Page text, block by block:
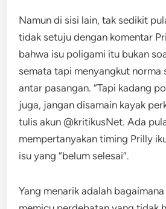
Namun di sisi lain, tak sedikit
tidak setuju dengan komentar
bahwa isu poligami itu bukan
semata tapi menyangkut norma
antar pasangan. “Tapi kadang
juga, jangan disamain kayak
tulis akun @kritikusNet. Ada
mempertanyakan timing Prilly
isu yang “belum selesai”.
Yang menarik adalah